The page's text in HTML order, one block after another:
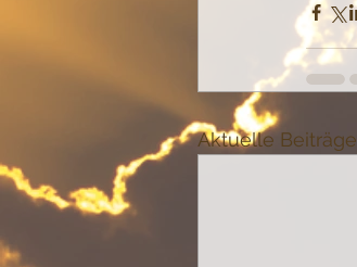
Aktuelle Beiträge